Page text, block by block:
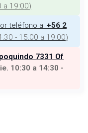
a 19:00)
teléfono al +56 2
- 15:00 a 19:00)
7331 Of
10:30 a 14:30 -